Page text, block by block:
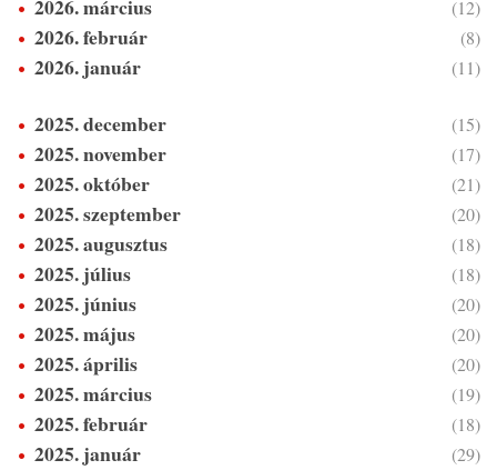
2026. március (12)
2026. február (8)
2026. január (11)
2025. december (15)
2025. november (17)
2025. október (21)
2025. szeptember (20)
2025. augusztus (18)
2025. július (18)
2025. június (20)
2025. május (20)
2025. április (20)
2025. március (19)
2025. február (18)
2025. január (29)